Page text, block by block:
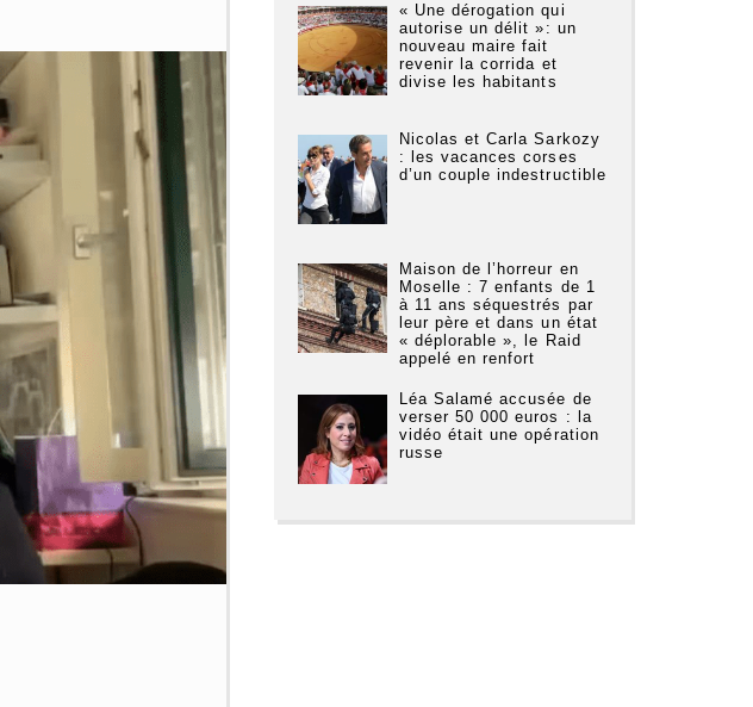
« Une dérogation qui
autorise un délit »: un
nouveau maire fait
revenir la corrida et
divise les habitants
Nicolas et Carla Sarkozy
: les vacances corses
d’un couple indestructible
Maison de l’horreur en
Moselle : 7 enfants de 1
à 11 ans séquestrés par
leur père et dans un état
« déplorable », le Raid
appelé en renfort
Léa Salamé accusée de
verser 50 000 euros : la
vidéo était une opération
russe